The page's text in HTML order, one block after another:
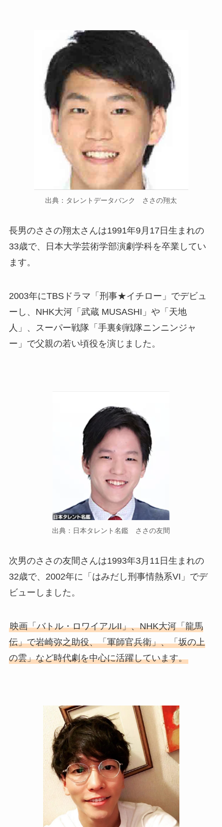
出典：タレントデータバンク ささの翔太
長男のささの翔太さんは1991年9月17日生まれの
33歳で、日本大学芸術学部演劇学科を卒業してい
ます。
2003年にTBSドラマ「刑事★イチロー」でデビュ
ーし、NHK大河「武蔵 MUSASHI」や「天地
人」、スーパー戦隊「手裏剣戦隊ニンニンジャ
ー」で父親の若い頃役を演じました。
出典：日本タレント名鑑 ささの友間
次男のささの友間さんは1993年3月11日生まれの
32歳で、2002年に「はみだし刑事情熱系VI」でデ
ビューしました。
映画「バトル・ロワイアルII」、NHK大河「龍馬
伝」で岩崎弥之助役、「軍師官兵衛」、「坂の上
の雲」など時代劇を中心に活躍しています。